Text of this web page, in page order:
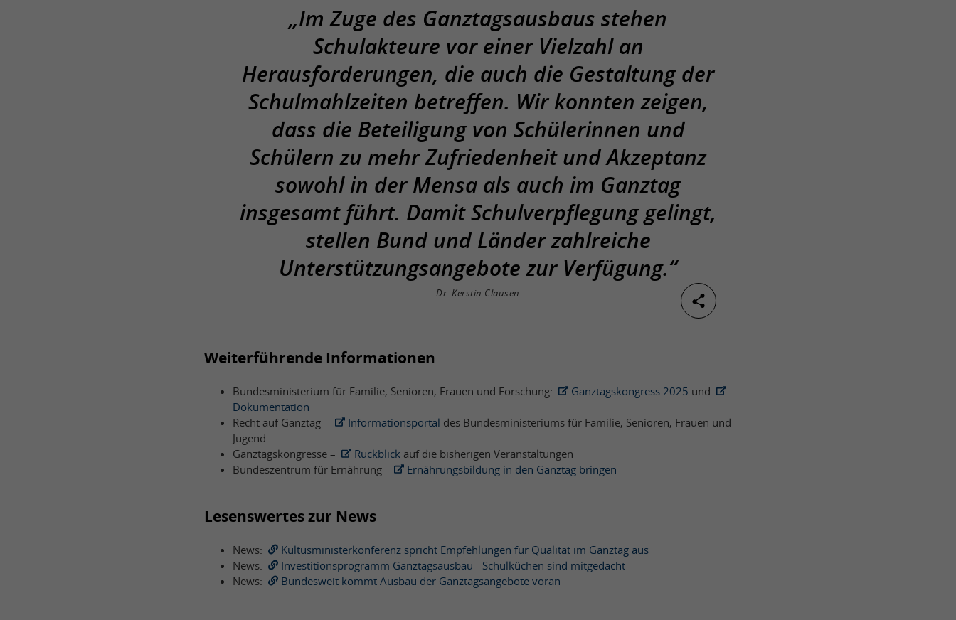
„Im Zuge des Ganztagsausbaus stehen
Schulakteure vor einer Vielzahl an
Herausforderungen, die auch die Gestaltung der
Schulmahlzeiten betreffen. Wir konnten zeigen,
dass die Beteiligung von Schülerinnen und
Schülern zu mehr Zufriedenheit und Akzeptanz
sowohl in der Mensa als auch im Ganztag
insgesamt führt. Damit Schulverpflegung gelingt,
stellen Bund und Länder zahlreiche
Unterstützungsangebote zur Verfügung.“
Dr. Kerstin Clausen
Weiterführende Informationen
Bundesministerium für Familie, Senioren, Frauen und Forschung: Ganztagskongress 2025 und
Dokumentation
Recht auf Ganztag –
Informationsportal des Bundesministeriums für Familie, Senioren, Frauen und
Jugend
Ganztagskongresse –
Rückblick auf die bisherigen Veranstaltungen
Bundeszentrum für Ernährung -
Ernährungsbildung in den Ganztag bringen
Lesenswertes zur News
News:
Kultusministerkonferenz spricht Empfehlungen für Qualität im Ganztag aus
News:
Investitionsprogramm Ganztagsausbau - Schulküchen sind mitgedacht
News:
Bundesweit kommt Ausbau der Ganztagsangebote voran